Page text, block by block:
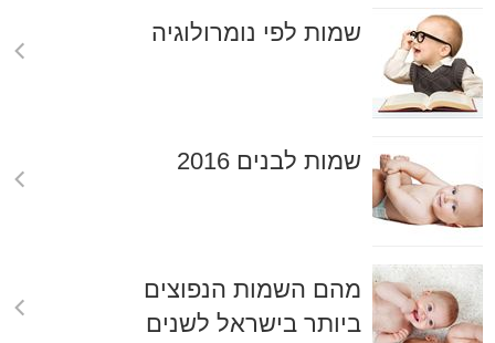
שמות לפי נומרולוגיה
שמות לבנים 2016
מהם השמות הנפוצים
ביותר בישראל לשנים